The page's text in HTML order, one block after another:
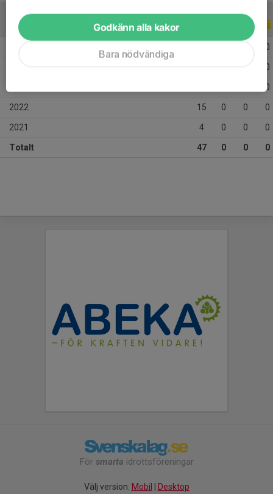
ALLA SERIER ALLA ÅR
0
0
0
2022 15 0 0 0
2021 4 0 0 0
Totalt 47 0 0 0
För smarta idrottsföreningar
Välj version: Mobil Desktop
Godkänn alla kakor
Bara nödvändiga